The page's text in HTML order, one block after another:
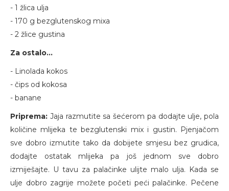
- 1 žlica ulja
- 170 g bezglutenskog mixa
- 2 žlice gustina
Za ostalo...
- Linolada kokos
- čips od kokosa
- banane
Priprema: Jaja razmutite sa šećerom pa dodajte ulje, pola
količine mlijeka te bezglutenski mix i gustin. Pjenjačom
sve dobro izmutite tako da dobijete smjesu bez grudica,
dodajte ostatak mlijeka pa još jednom sve dobro
izmiješajte. U tavu za palačinke ulijte malo ulja. Kada se
ulje dobro zagrije možete početi peći palačinke. Pečene